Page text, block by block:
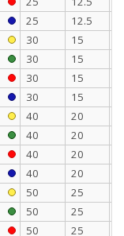
25 12.5
30 15
30 15
30 15
30 15
40 20
40 20
40 20
40 20
50 25
50 25
50 25